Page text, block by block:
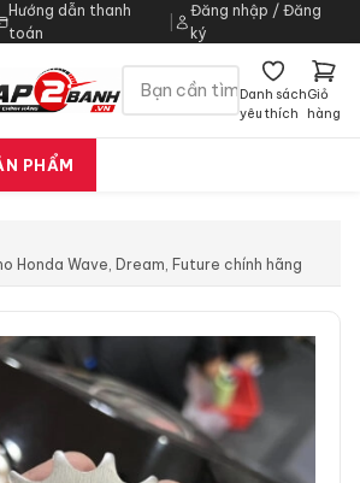
Hướng dẫn thanh
toán
Đăng nhập / Đăng
ký
Danh sách
yêu thích
Giỏ
hàng
PHẨM
Honda Wave, Dream, Future chính hãng